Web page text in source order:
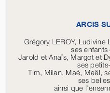
ARCIS
Grégory LEROY, Ludivine
ses enfants
Jarold et Anaïs, Margot et
ses
Tim, Milan, Maé, Maël,
ses
ainsi que